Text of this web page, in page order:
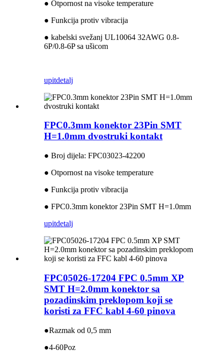
● Otpornost na visoke temperature
● Funkcija protiv vibracija
● kabelski svežanj UL10064 32AWG 0.8-
6P/0.8-6P sa ušicom
upitdetalj
FPC0.3mm konektor 23Pin SMT
H=1.0mm dvostruki kontakt
● Broj dijela: FPC03023-42200
● Otpornost na visoke temperature
● Funkcija protiv vibracija
● FPC0.3mm konektor 23Pin SMT H=1.0mm
upitdetalj
FPC05026-17204 FPC 0.5mm XP
SMT H=2.0mm konektor sa
pozadinskim preklopom koji se
koristi za FFC kabl 4-60 pinova
●Razmak od 0,5 mm
●4-60Poz